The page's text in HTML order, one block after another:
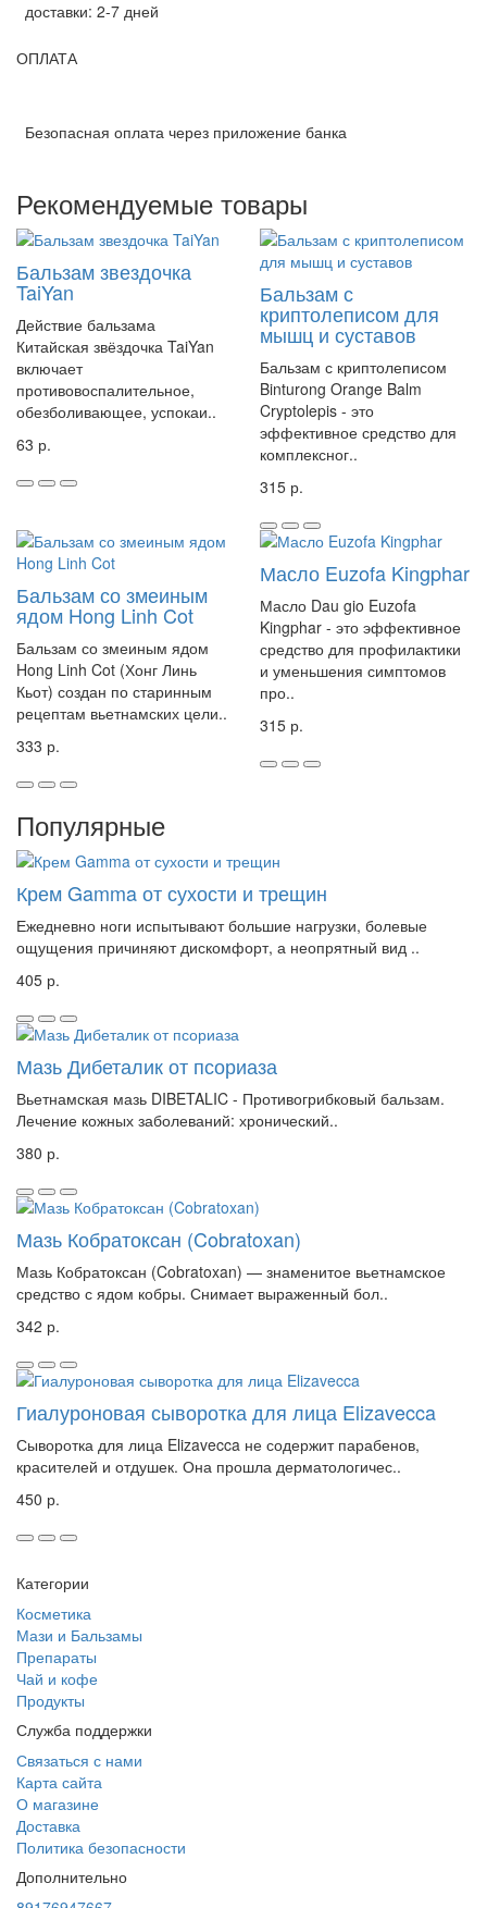
доставки: 2-7 дней
ОПЛАТА
Безопасная оплата через приложение банка
Рекомендуемые товары
Бальзам звездочка
TaiYan
Действие бальзама
Китайская звёздочка TaiYan
включает
противовоспалительное,
обезболивающее, успокаи..
63 р.
Бальзам с
криптолеписом для
мышц и суставов
Бальзам с криптолеписом
Binturong Orange Balm
Cryptolepis - это
эффективное средство для
комплексног..
315 р.
Бальзам со змеиным
ядом Hong Linh Cot
Бальзам со змеиным ядом
Hong Linh Cot (Хонг Линь
Кьот) создан по старинным
рецептам вьетнамских цели..
333 р.
Масло Euzofa Kingphar
Масло Dau gio Euzofa
Kingphar - это эффективное
средство для профилактики
и уменьшения симптомов
про..
315 р.
Популярные
Крем Gamma от сухости и трещин
Ежедневно ноги испытывают большие нагрузки, болевые
ощущения причиняют дискомфорт, а неопрятный вид ..
405 р.
Мазь Дибеталик от псориаза
Вьетнамская мазь DIBETALIC - Противогрибковый бальзам.
Лечение кожных заболеваний: хронический..
380 р.
Мазь Кобратоксан (Cobratoxan)
Мазь Кобратоксан (Cobratoxan) — знаменитое вьетнамское
средство с ядом кобры. Снимает выраженный бол..
342 р.
Гиалуроновая сыворотка для лица Elizavecca
Сыворотка для лица Elizavecca не содержит парабенов,
красителей и отдушек. Она прошла дерматологичес..
450 р.
Категории
Косметика
Мази и Бальзамы
Препараты
Чай и кофе
Продукты
Служба поддержки
Связаться с нами
Карта сайта
О магазине
Доставка
Политика безопасности
Дополнительно